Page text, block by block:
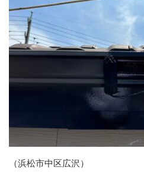
（浜松市中区広沢）